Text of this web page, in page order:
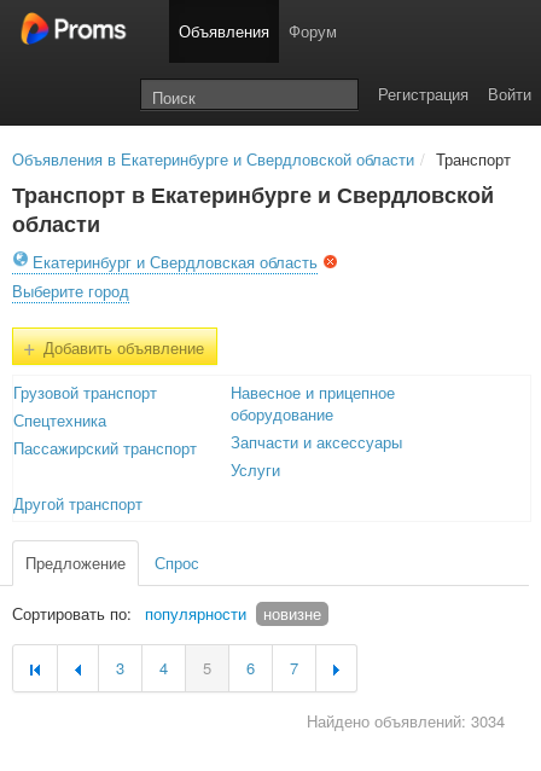
Объявления Форум
Войти
Регистрация
Объявления в Екатеринбурге и Свердловской области / Транспорт
Транспорт в Екатеринбурге и Свердловской
области
Екатеринбург и Свердловская область
Выберите город
+Добавить объявление
Грузовой транспорт
Спецтехника
Пассажирский транспорт
Навесное и прицепное
оборудование
Запчасти и аксессуары
Услуги
Другой транспорт
Предложение Спрос
Сортировать по: популярности новизне
3 4 5 6 7
Найдено объявлений: 3034